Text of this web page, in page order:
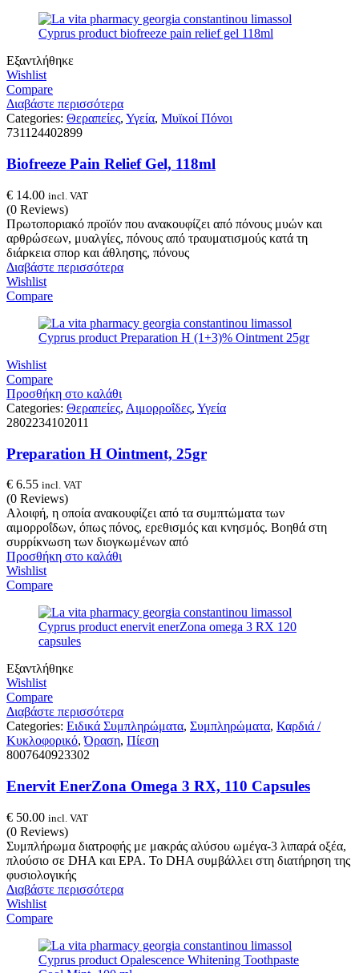
Εξαντλήθηκε
Wishlist
Compare
Διαβάστε περισσότερα
Categories: Θεραπείες, Υγεία, Μυϊκοί Πόνοι
731124402899
Biofreeze Pain Relief Gel, 118ml
€ 14.00 incl. VAT
(0 Reviews)
Πρωτοποριακό προϊόν που ανακουφίζει από πόνους μυών και
αρθρώσεων, μυαλγίες, πόνους από τραυματισμούς κατά τη
διάρκεια σπορ και άθλησης, πόνους
Διαβάστε περισσότερα
Wishlist
Compare
Wishlist
Compare
Προσθήκη στο καλάθι
Categories: Θεραπείες, Αιμορροΐδες, Υγεία
2802234102011
Preparation H Ointment, 25gr
€ 6.55 incl. VAT
(0 Reviews)
Αλοιφή, η οποία ανακουφίζει από τα συμπτώματα των
αιμορροΐδων, όπως πόνος, ερεθισμός και κνησμός. Βοηθά στη
συρρίκνωση των διογκωμένων από
Προσθήκη στο καλάθι
Wishlist
Compare
Εξαντλήθηκε
Wishlist
Compare
Διαβάστε περισσότερα
Categories: Ειδικά Συμπληρώματα, Συμπληρώματα, Καρδιά /
Κυκλοφορικό,Όραση, Πίεση
8007640923302
Enervit EnerZona Omega 3 RX, 110 Capsules
€ 50.00 incl. VAT
(0 Reviews)
Συμπλήρωμα διατροφής με μακράς αλύσου ωμέγα-3 λιπαρά οξέα,
πλούσιο σε DHA και EPA. Το DHA συμβάλλει στη διατήρηση της
φυσιολογικής
Διαβάστε περισσότερα
Wishlist
Compare